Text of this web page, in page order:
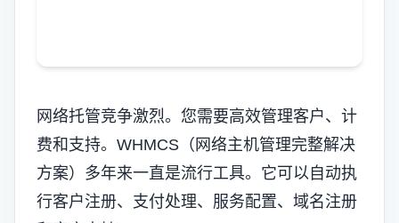
网络托管竞争激烈。您需要高效管理客户、计
费和支持。WHMCS（网络主机管理完整解决
方案）多年来一直是流行工具。它可以自动执
行客户注册、支付处理、服务配置、域名注册